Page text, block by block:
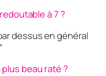
à 7 ?
dessus en général
”
beau raté ?